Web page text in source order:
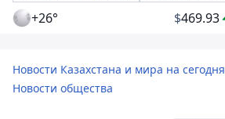
+26° $469.93
Новости Казахстана и мира на сегодня
Новости общества